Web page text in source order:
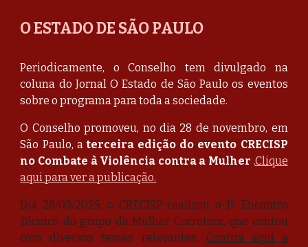
O ESTADO DE SÃO PAULO
Periodicamente, o Conselho tem divulgado na
coluna do Jornal O Estado de São Paulo os eventos
sobre o programa para toda a sociedade.
O Conselho promoveu, no dia 28 de novembro, em
São Paulo, aterceira edição do evento CRECISP
no Combate à Violência contra a Mulher .Clique
aqui para ver a publicação.
Dia 28/03/2025, o CRECISP realizou o 1º Encontro
Técnico do grupo da Mulher Corretora, que contou
com diversos temas relevantes. Confira aqui a